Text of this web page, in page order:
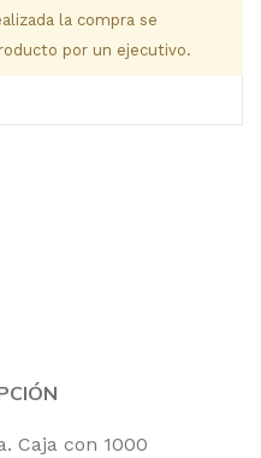
la compra se
por un ejecutivo.
Caja con 1000